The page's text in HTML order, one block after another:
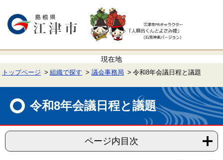
で
ば
本トップページ 組織で探す 議会事務局 令和8年会議日程と議題
令和8年会議日程と議題
ページ内目次